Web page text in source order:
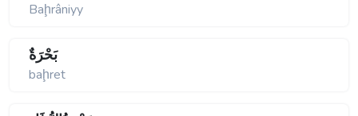
Baḩrâniyy
بَحْرَةٌ
baḩret